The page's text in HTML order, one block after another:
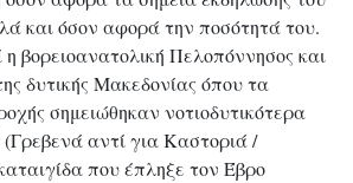
και όσον αφορά την ποσότητά του.
βορειοανατολική Πελοπόννησος και
δυτικής Μακεδονίας όπου τα
σημειώθηκαν νοτιοδυτικότερα
αντί για Καστοριά /
που έπληξε τον Έβρο